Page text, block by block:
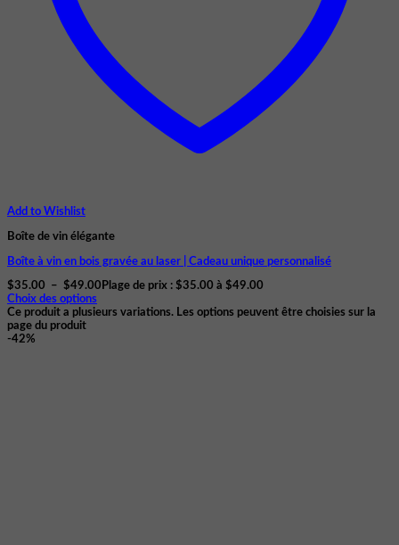
Add to Wishlist
Boîte de vin élégante
Boîte à vin en bois gravée au laser | Cadeau unique personnalisé
$35.00 – $49.00 Plage de prix : $35.00 à $49.00
Choix des options
Ce produit a plusieurs variations. Les options peuvent être choisies sur la
page du produit
-42%